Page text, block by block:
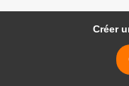
Créer